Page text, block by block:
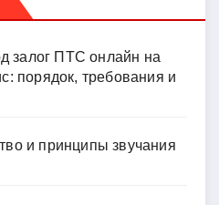
залог ПТС онлайн на
порядок, требования и
и принципы звучания